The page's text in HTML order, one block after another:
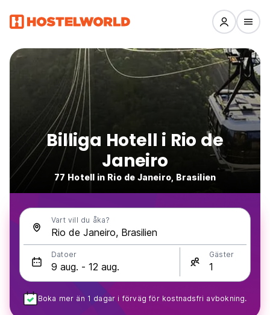
Billiga Hotell i Rio de
Janeiro
77 Hotell in Rio de Janeiro, Brasilien
Vart vill du åka?
Datoer Gäster
Boka mer än 1 dagar i förväg för kostnadsfri avbokning.